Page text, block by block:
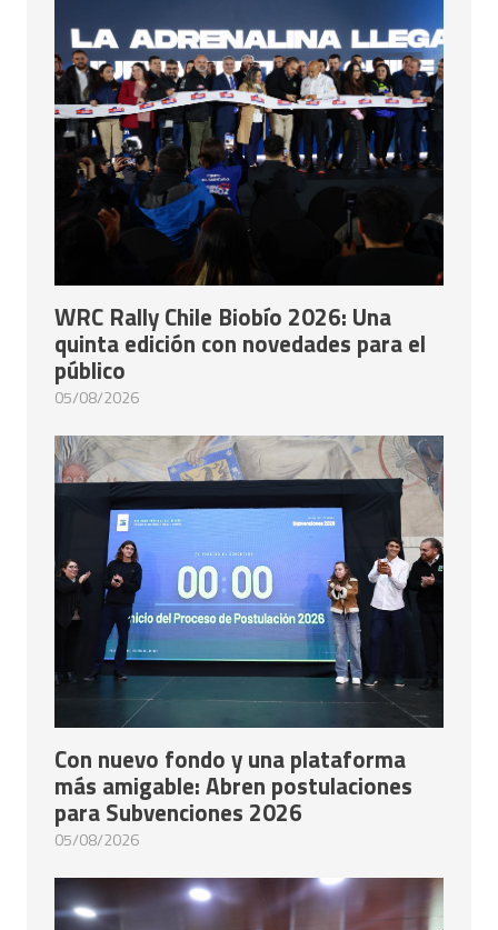
WRC Rally Chile Biobío 2026: Una
quinta edición con novedades para el
público
05/08/2026
Con nuevo fondo y una plataforma
más amigable: Abren postulaciones
para Subvenciones 2026
05/08/2026